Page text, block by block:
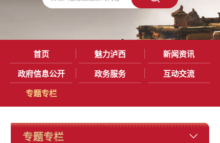
首页 魅力泸西 新闻资讯
政府信息公开 政务服务 互动交流
专题专栏
专题专栏